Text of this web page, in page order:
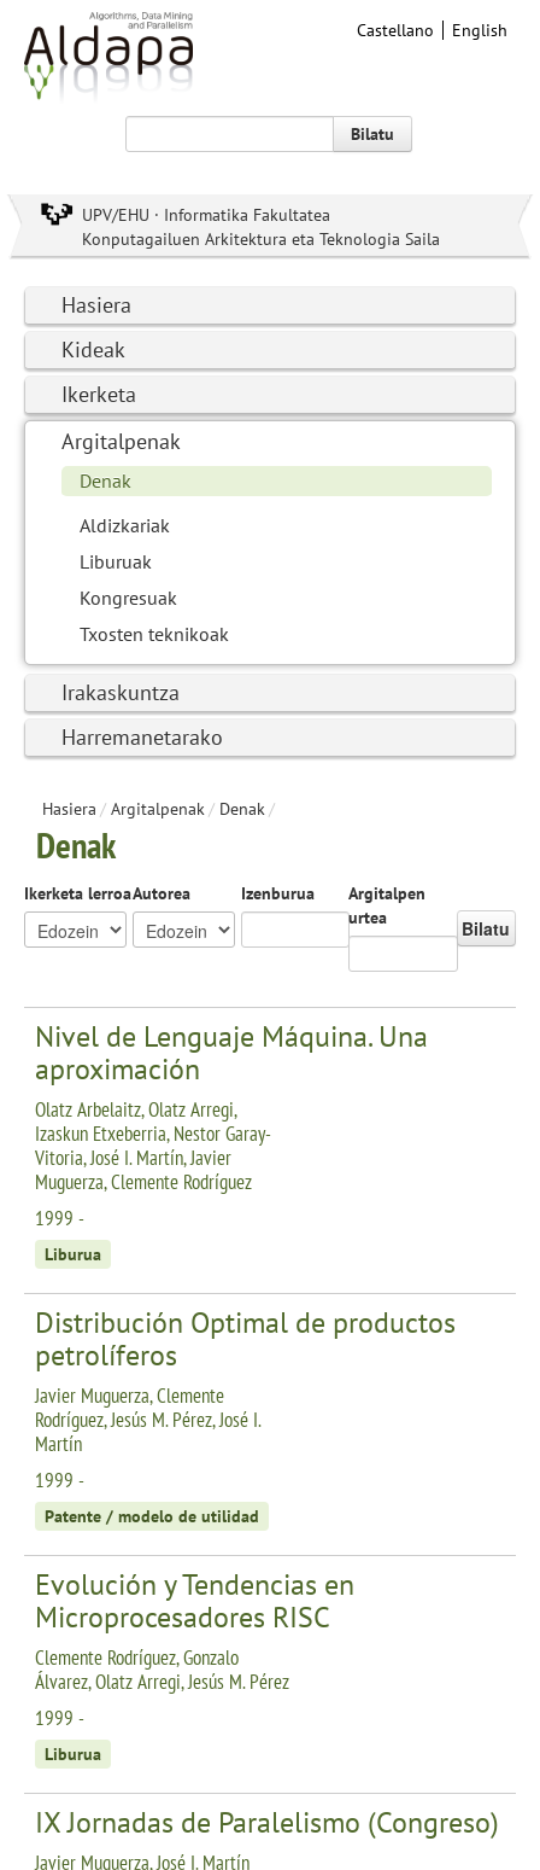
Castellano English
Bilatu
UPV/EHU · Informatika Fakultatea
Konputagailuen Arkitektura eta Teknologia Saila
Hasiera
Kideak
Ikerketa
Argitalpenak
Denak
Aldizkariak
Liburuak
Kongresuak
Txosten teknikoak
Irakaskuntza
Harremanetarako
Hasiera / Argitalpenak/ Denak/
Denak
Ikerketa lerroaAutorea Izenburua
Argitalpen
urtea
Bilatu
Nivel de Lenguaje Máquina. Una
aproximación
Olatz Arbelaitz, Olatz Arregi,
Izaskun Etxeberria, Nestor Garay-
Vitoria, José I. Martín, Javier
Muguerza, Clemente Rodríguez
1999 -
Liburua
Distribución Optimal de productos
petrolíferos
Javier Muguerza, Clemente
Rodríguez, Jesús M. Pérez, José I.
Martín
1999 -
Patente / modelo de utilidad
Evolución y Tendencias en
Microprocesadores RISC
Clemente Rodríguez, Gonzalo
Álvarez, Olatz Arregi, Jesús M. Pérez
1999 -
Liburua
IX Jornadas de Paralelismo (Congreso)
Javier Muguerza, José I. Martín